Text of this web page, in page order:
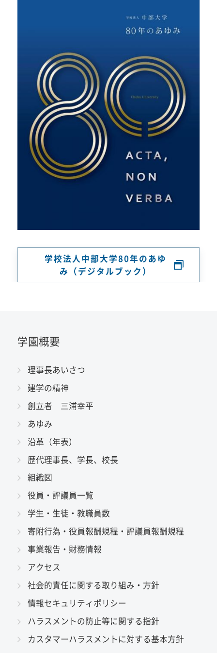
学校法人中部大学80年のあゆ
み（デジタルブック）
学園概要
理事長あいさつ
建学の精神
創立者 三浦幸平
あゆみ
沿革（年表）
歴代理事長、学長、校長
組織図
役員・評議員一覧
学生・生徒・教職員数
寄附行為・役員報酬規程・評議員報酬規程
事業報告・財務情報
アクセス
社会的責任に関する取り組み・方針
情報セキュリティポリシー
ハラスメントの防止等に関する指針
カスタマーハラスメントに対する基本方針